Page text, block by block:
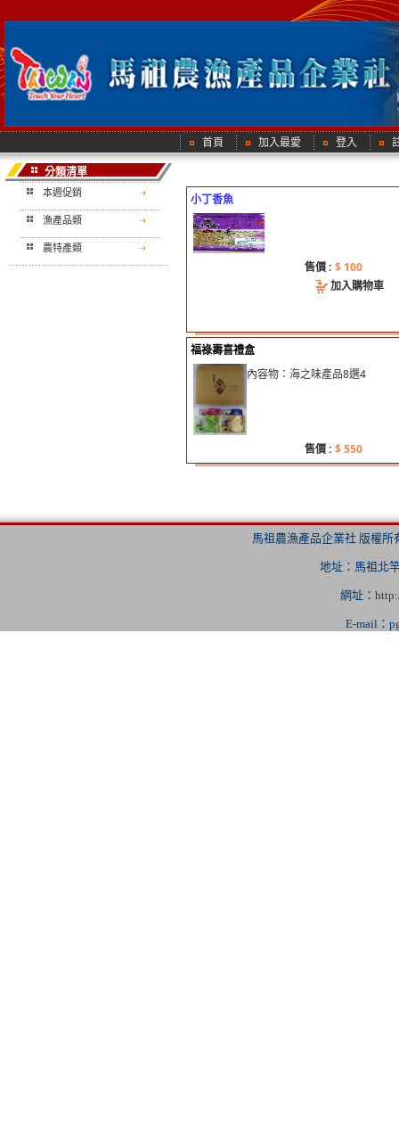
首頁 加入最愛 登入
分類清單
本週促銷
漁產品類
農特產類
小丁香魚
售價 : $ 100
加入購物車
福祿壽喜禮盒
內容物：海之味產品8選4
售價 : $ 550
馬祖農漁產品企業社 版權
地址：馬祖北
網址：
E-mail：